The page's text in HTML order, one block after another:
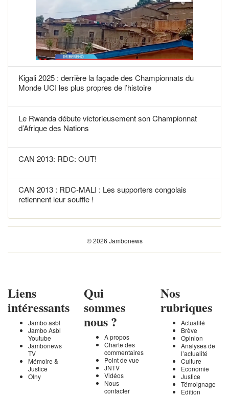
Kigali 2025 : derrière la façade des Championnats du
Monde UCI les plus propres de l’histoire
Le Rwanda débute victorieusement son Championnat
d’Afrique des Nations
CAN 2013: RDC: OUT!
CAN 2013 : RDC-MALI : Les supporters congolais
retiennent leur souffle !
© 2026 Jambonews
Liens
intéressants
Jambo asbl
Jambo Asbl
Youtube
Jambonews
TV
Mémoire &
Justice
Olny
Qui
sommes
nous ?
A propos
Charte des
commentaires
Point de vue
JNTV
Vidéos
Nous
contacter
Nos
rubriques
Actualité
Brève
Opinion
Analyses de
l’actualité
Culture
Economie
Justice
Témoignage
Edition